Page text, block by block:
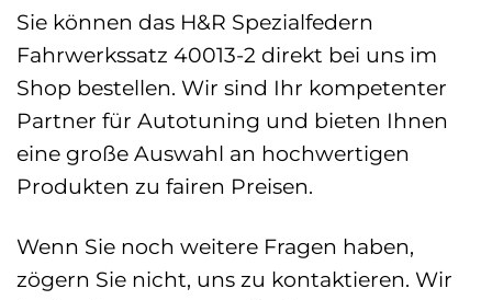
Sie können das H&R Spezialfedern
Fahrwerkssatz 40013-2 direkt bei uns im
Shop bestellen. Wir sind Ihr kompetenter
Partner für Autotuning und bieten Ihnen
eine große Auswahl an hochwertigen
Produkten zu fairen Preisen.
Wenn Sie noch weitere Fragen haben,
zögern Sie nicht, uns zu kontaktieren. Wir